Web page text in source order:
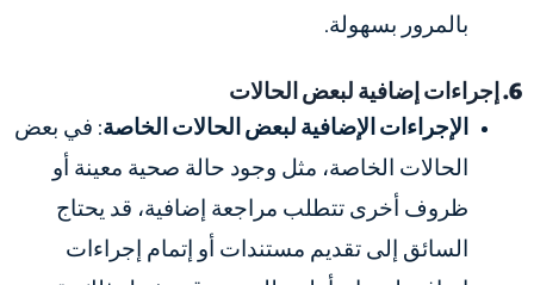
بالمرور بسهولة.
6. إجراءات إضافية لبعض الحالات
الإجراءات الإضافية لبعض الحالات الخاصة: في بعض
الحالات الخاصة، مثل وجود حالة صحية معينة أو
ظروف أخرى تتطلب مراجعة إضافية، قد يحتاج
السائق إلى تقديم مستندات أو إتمام إجراءات